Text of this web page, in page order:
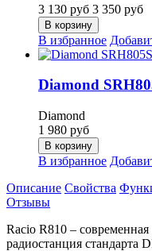
3 130 руб 3 350 руб
В корзину
В избранное
Diamond
Diamond
1 980 руб
В корзину
В избранное
Описание Свойства
Отзывы
Racio R810 –
радиостанция стандарта